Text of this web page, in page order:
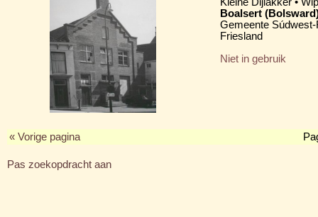
Boalsert
Gemeente
Friesland
Niet in gebruik
« Vorige pagina
Pas zoekopdracht aan